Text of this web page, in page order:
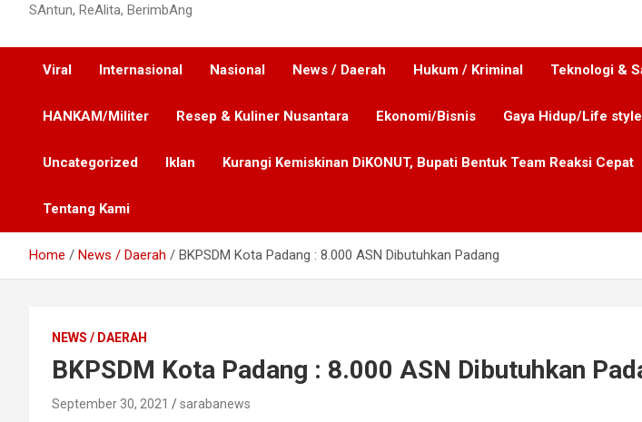
SAntun, ReAlita, BerimbAng
Viral Internasional Nasional News / Daerah Hukum / Kriminal Teknologi &
HANKAM/Militer Resep & Kuliner Nusantara Ekonomi/Bisnis Gaya Hidup/Life style
Uncategorized Iklan Kurangi Kemiskinan DiKONUT, Bupati Bentuk Team Reaksi Cepat
Tentang Kami
Home News / Daerah BKPSDM Kota Padang : 8.000 ASN Dibutuhkan Padang
NEWS / DAERAH
BKPSDM Kota Padang : 8.000 ASN Dibutuhkan
September 30, 2021 sarabanews